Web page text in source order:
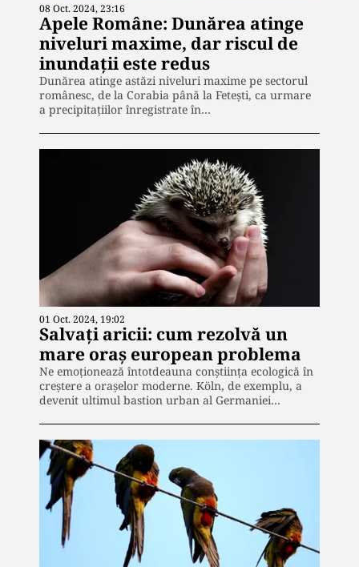
08 Oct. 2024, 23:16
Apele Române: Dunărea atinge
niveluri maxime, dar riscul de
inundaţii este redus
Dunărea atinge astăzi niveluri maxime pe sectorul
românesc, de la Corabia până la Feteşti, ca urmare
a precipitaţiilor înregistrate în…
01 Oct. 2024, 19:02
Salvați aricii: cum rezolvă un
mare oraș european problema
Ne emoționează întotdeauna conștiința ecologică în
creștere a orașelor moderne. Köln, de exemplu, a
devenit ultimul bastion urban al Germaniei…